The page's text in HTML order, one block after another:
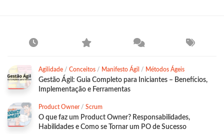
Agilidade / Conceitos / Manifesto Ágil / Métodos Ágeis
Gestão Ágil: Guia Completo para Iniciantes – Benefícios,
Implementação e Ferramentas
Product Owner/ Scrum
O que faz um Product Owner? Responsabilidades,
Habilidades e Como se Tornar um PO de Sucesso